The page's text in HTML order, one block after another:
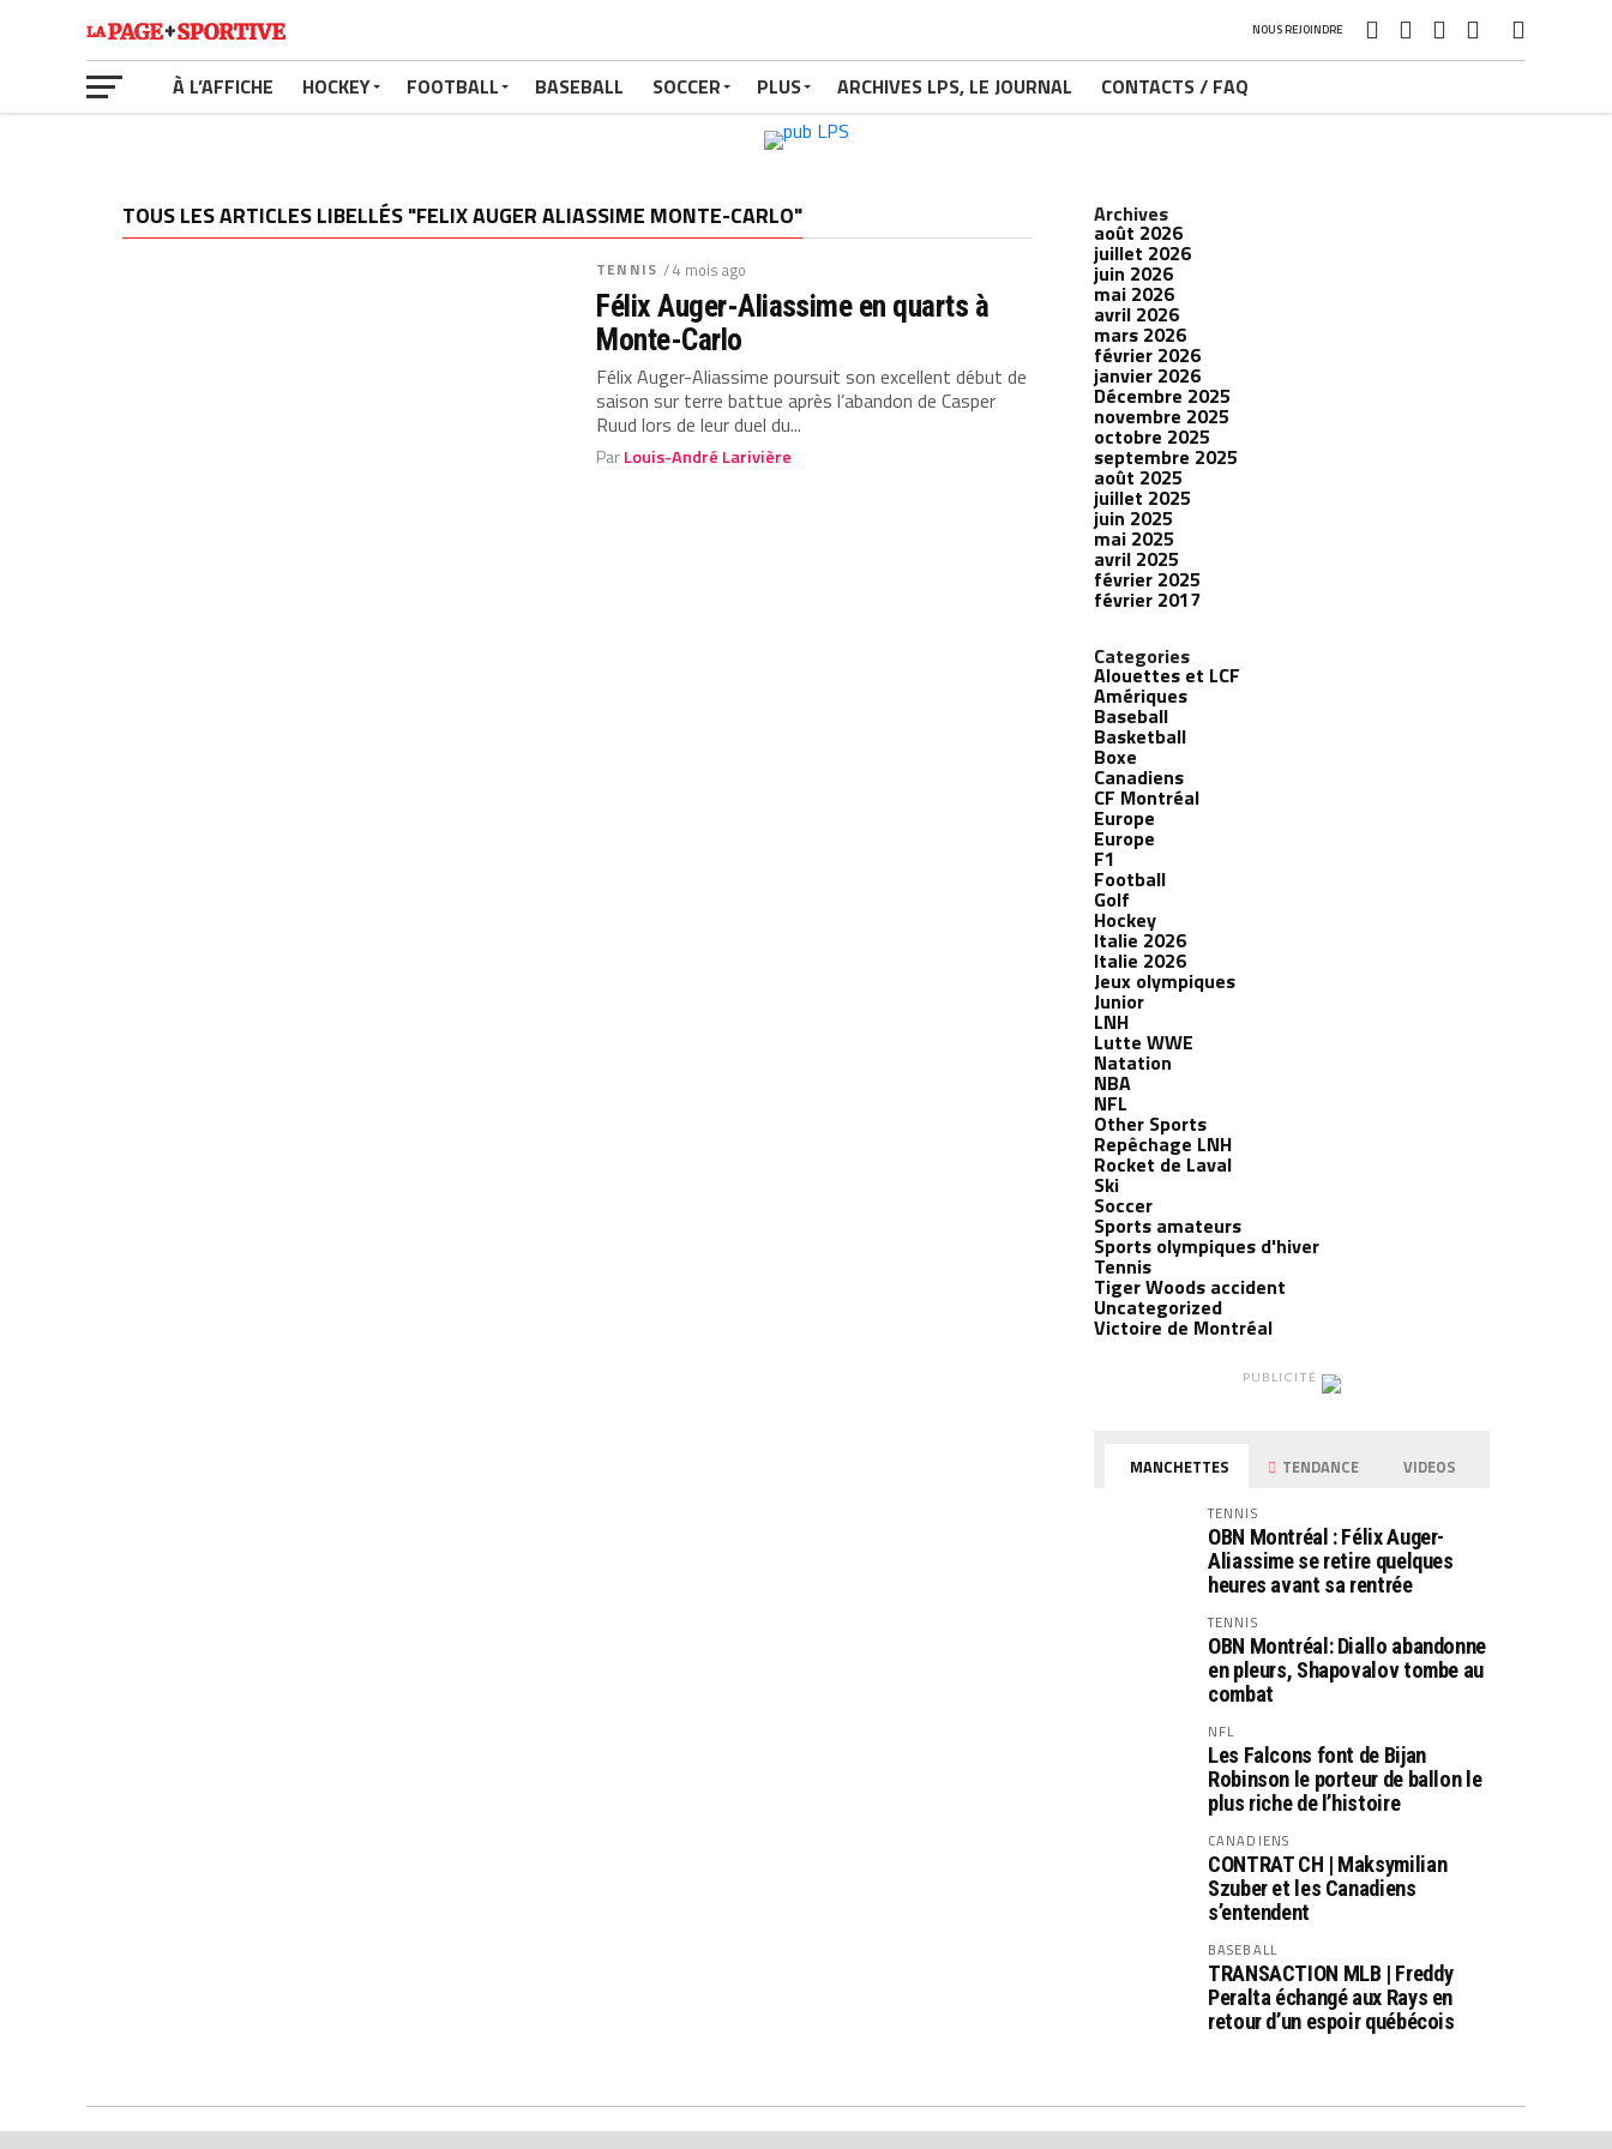
NOUS REJOINDRE
À L’AFFICHE HOCKEY FOOTBALL BASEBALL SOCCER PLUS ARCHIVES LPS, LE JOURNAL CONTACTS / FAQ
TOUS LES ARTICLES LIBELLÉS "FELIX AUGER ALIASSIME MONTE-CARLO"
TENNIS / 4 mois ago
Félix Auger-Aliassime en quarts à
Monte-Carlo
Félix Auger-Aliassime poursuit son excellent début de
saison sur terre battue après l’abandon de Casper
Ruud lors de leur duel du...
ParLouis-André Larivière
Archives
août 2026
juillet 2026
juin 2026
mai 2026
avril 2026
mars 2026
février 2026
janvier 2026
Décembre 2025
novembre 2025
octobre 2025
septembre 2025
août 2025
juillet 2025
juin 2025
mai 2025
avril 2025
février 2025
février 2017
Categories
Alouettes et LCF
Amériques
Baseball
Basketball
Boxe
Canadiens
CF Montréal
Europe
Europe
F1
Football
Golf
Hockey
Italie 2026
Italie 2026
Jeux olympiques
Junior
LNH
Lutte WWE
Natation
NBA
NFL
Other Sports
Repêchage LNH
Rocket de Laval
Ski
Soccer
Sports amateurs
Sports olympiques d'hiver
Tennis
Tiger Woods accident
Uncategorized
Victoire de Montréal
PUBLICITÉ
MANCHETTES TENDANCE VIDEOS
TENNIS
OBN Montréal : Félix Auger-
Aliassime se retire quelques
heures avant sa rentrée
TENNIS
OBN Montréal: Diallo abandonne
en pleurs, Shapovalov tombe au
combat
NFL
Les Falcons font de Bijan
Robinson le porteur de ballon le
plus riche de l’histoire
CANADIENS
CONTRAT CH | Maksymilian
Szuber et les Canadiens
s’entendent
BASEBALL
TRANSACTION MLB | Freddy
Peralta échangé aux Rays en
retour d’un espoir québécois